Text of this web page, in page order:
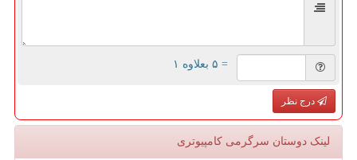
= ۵ بعلاوه ۱
درج نظر
لینک دوستان سرگرمی كامپیوتری